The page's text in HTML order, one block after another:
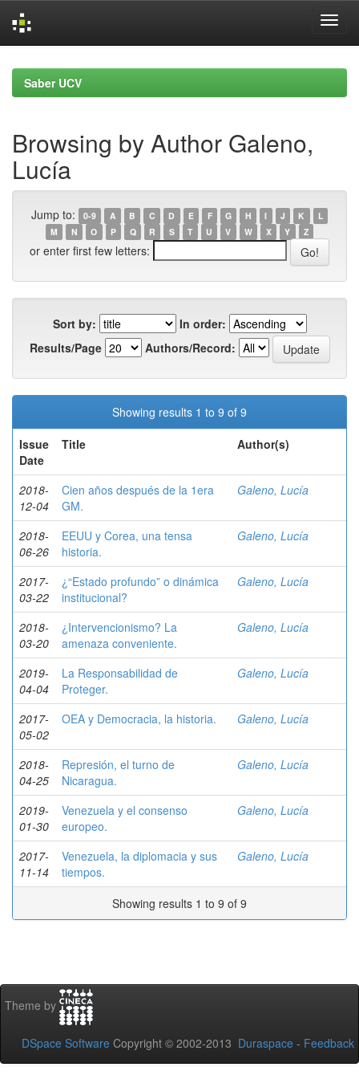
navigationSaber UCV
Browsing by Author Galeno,
Lucía
Jump to: 0-9 A B C D E F G H I J K
L
M
N O P Q R S T U V W X Y Z
or enter first few letters:
Sort by:
In order:
Results/Page
Authors/Record:
Showing results 1 to 9 of 9
Issue
Date
Title Author(s)
2018-
12-04
Cien años después de la 1era
GM.
Galeno, Lucía
2018-
06-26
EEUU y Corea, una tensa
historia.
Galeno, Lucía
2017-
03-22
¿“Estado profundo” o dinámica
institucional?
Galeno, Lucía
2018-
03-20
¿Intervencionismo? La
amenaza conveniente.
Galeno, Lucía
2019-
04-04
La Responsabilidad de
Proteger.
Galeno, Lucía
2017-
05-02
OEA y Democracia, la historia. Galeno, Lucía
2018-
04-25
Represión, el turno de
Nicaragua.
Galeno, Lucía
2019-
01-30
Venezuela y el consenso
europeo.
Galeno, Lucía
2017-
11-14
Venezuela, la diplomacia y sus
tiempos.
Galeno, Lucía
Showing results 1 to 9 of 9
Theme by
DSpace Software Copyright © 2002-2013 Duraspace - Feedback